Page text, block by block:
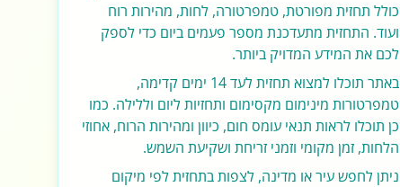
כולל תחזית מפורטת, טמפרטורה, לחות, מהירות רוח
ועוד. התחזית מתעדכנת מספר פעמים ביום כדי לספק
לכם את המידע המדויק ביותר.
באתר תוכלו למצוא תחזית לעד 14 ימים קדימה,
טמפרטורות מינימום מקסימום ותחזיות ליום וללילה. כמו
כן תוכלו לראות תנאי עומס חום, כיוון ומהירות הרוח, אחוזי
הלחות, זמן מקומי וזמני זריחת ושקיעת השמש.
ניתן לחפש עיר או מדינה, לצפות בתחזית לפי מיקום